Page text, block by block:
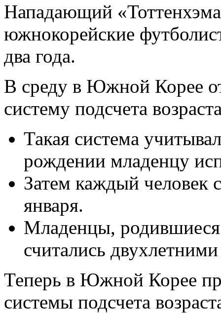
Нападающий
южнокорейские
два года.
В среду в Южной Корее
систему подсчета
Такая система
рождении младенцу
Затем каждый человек
января.
Младенцы, родившиеся
считались
Теперь в Южной Корее
системы подсчета